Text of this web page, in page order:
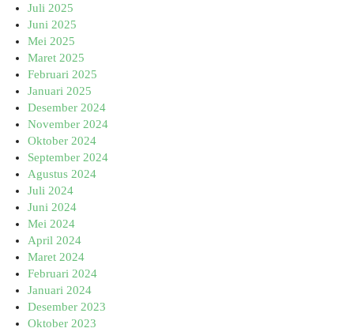
Juli 2025
Juni 2025
Mei 2025
Maret 2025
Februari 2025
Januari 2025
Desember 2024
November 2024
Oktober 2024
September 2024
Agustus 2024
Juli 2024
Juni 2024
Mei 2024
April 2024
Maret 2024
Februari 2024
Januari 2024
Desember 2023
Oktober 2023